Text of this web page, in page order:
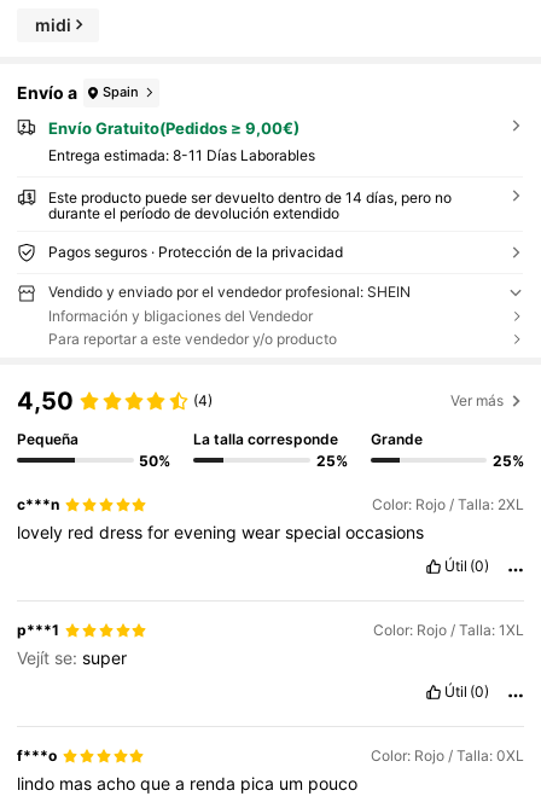
midi
Envío a Spain
Envío Gratuito(Pedidos ≥ 9,00€)
Entrega estimada: 8-11 Días Laborables
Este producto puede ser devuelto dentro de 14 días, pero no
durante el período de devolución extendido
Pagos seguros · Protección de la privacidad
Vendido y enviado por el vendedor profesional: SHEIN
Información y bligaciones del Vendedor
Para reportar a este vendedor y/o producto
4,50 (4) Ver más
Pequeña
50%
La talla corresponde
25%
Grande
25%
c***n Color: Rojo / Talla: 2XL
lovely reddressforeveningwearspecialoccasions
Útil (0)
p***1 Color: Rojo / Talla: 1XL
Vejít se:super
Útil (0)
f***o Color: Rojo / Talla: 0XL
lindo masachoquea renda pica um pouco